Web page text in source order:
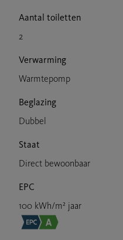
Aantal toiletten
2
Verwarming
Warmtepomp
Beglazing
Dubbel
Staat
Direct bewoonbaar
EPC
100 kWh/m² jaar